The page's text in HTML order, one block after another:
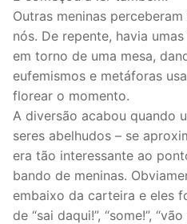
Outras meninas
nós. De repente, havia
em torno de uma mesa,
eufemismos e metáforas
florear o momento.
A diversão acabou quando
seres abelhudos – se
era tão interessante ao
bando de meninas.
embaixo da carteira e eles
de “sai daqui!”, “some!”,